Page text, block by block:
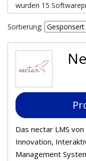
wurden 15
Sortierung:
Das nectar LMS
Innovation,
Management